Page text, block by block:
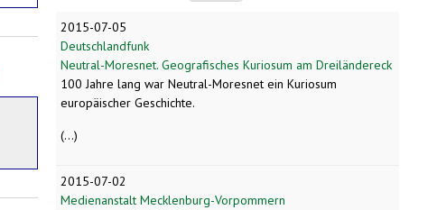
2015-07-05
Deutschlandfunk
Neutral-Moresnet. Geografisches Kuriosum am Dreiländereck
100 Jahre lang war Neutral-Moresnet ein Kuriosum
europäischer Geschichte.
(...)
2015-07-02
Medienanstalt Mecklenburg-Vorpommern